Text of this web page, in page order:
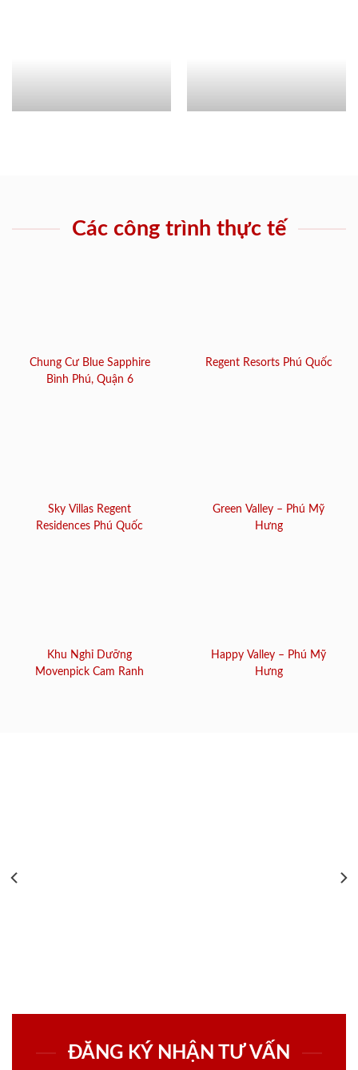
Các công trình thực tế
Chung Cư Blue Sapphire
Bình Phú, Quận 6
Regent Resorts Phú Quốc
Sky Villas Regent
Residences Phú Quốc
Green Valley – Phú Mỹ
Hưng
Khu Nghỉ Dưỡng
Movenpick Cam Ranh
Happy Valley – Phú Mỹ
Hưng
ĐĂNG KÝ NHẬN TƯ VẤN